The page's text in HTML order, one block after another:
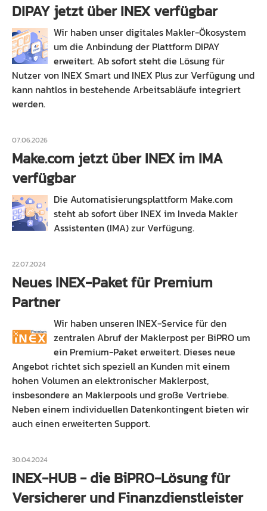
DIPAY jetzt über INEX verfügbar
Wir haben unser digitales Makler-Ökosystem
um die Anbindung der Plattform DIPAY
erweitert. Ab sofort steht die Lösung für
Nutzer von INEX Smart und INEX Plus zur Verfügung und
kann nahtlos in bestehende Arbeitsabläufe integriert
werden.
07.06.2026
Make.com jetzt über INEX im IMA
verfügbar
Die Automatisierungsplattform Make.com
steht ab sofort über INEX im Inveda Makler
Assistenten (IMA) zur Verfügung.
22.07.2024
Neues INEX-Paket für Premium
Partner
Wir haben unseren INEX-Service für den
zentralen Abruf der Maklerpost per BiPRO um
ein Premium-Paket erweitert. Dieses neue
Angebot richtet sich speziell an Kunden mit einem
hohen Volumen an elektronischer Maklerpost,
insbesondere an Maklerpools und große Vertriebe.
Neben einem individuellen Datenkontingent bieten wir
auch einen erweiterten Support.
30.04.2024
INEX-HUB - die BiPRO-Lösung für
Versicherer und Finanzdienstleister